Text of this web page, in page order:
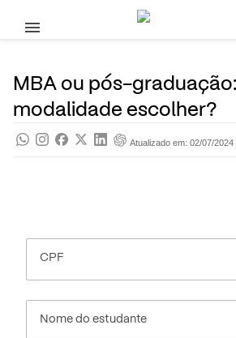
Pular para o conteúdo principal
MBA ou pós-
modalidade escolher?
Atualizado em: 02/07/2024
CPF
Nome do estudante